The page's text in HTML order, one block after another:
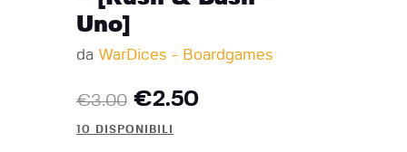
Uno]
da WarDices - Boardgames
€3.00 €2.50
10 DISPONIBILI